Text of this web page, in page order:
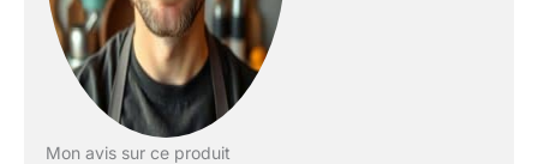
Mon avis sur ce produit